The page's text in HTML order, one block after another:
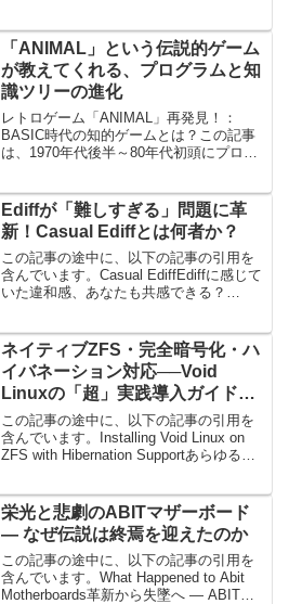
ニステートメント）を即座に表示で...
「ANIMAL」という伝説的ゲーム
が教えてくれる、プログラムと知
識ツリーの進化
レトロゲーム「ANIMAL」再発見！：
BASIC時代の知的ゲームとは？この記事
は、1970年代後半～80年代初頭にプログ
り下げています。著者 Paul R. P...
Ediffが「難しすぎる」問題に革
新！Casual Ediffとは何者か？
この記事の途中に、以下の記事の引用を
含んでいます。Casual EdiffEdiffに感じて
いた違和感、あなたも共感できる？
う。しかし一度触ってみて「なんだこ
の...
ネイティブZFS・完全暗号化・ハ
イバネーション対応──Void
Linuxの「超」実践導入ガイドを
徹底解説！
この記事の途中に、以下の記事の引用を
含んでいます。Installing Void Linux on
ZFS with Hibernation Supportあらゆる自
栄光と悲劇のABITマザーボード
― なぜ伝説は終焉を迎えたのか
この記事の途中に、以下の記事の引用を
含んでいます。What Happened to Abit
Motherboards革新から失墜へ ― ABITと